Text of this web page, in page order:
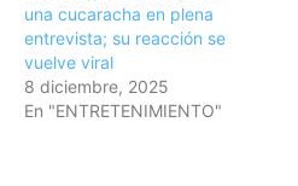
una cucaracha en plena
entrevista; su reacción se
vuelve viral
8 diciembre, 2025
En "ENTRETENIMIENTO"